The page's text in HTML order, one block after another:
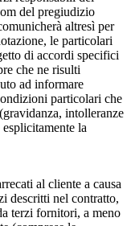
del pregiudizio
altresì per
le particolari
di accordi specifici
che ne risulti
ad informare
particolari che
intolleranze
la
al cliente a causa
descritti nel contratto,
terzi fornitori, a meno